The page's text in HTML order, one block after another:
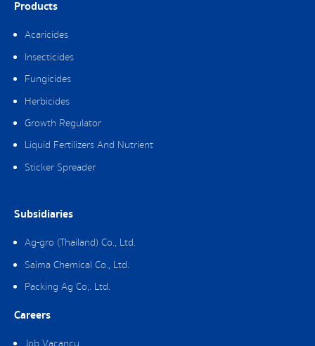
Products
Acaricides
Insecticides
Fungicides
Herbicides
Growth Regulator
Liquid Fertilizers And Nutrient
Sticker Spreader
Subsidiaries
Ag-gro (Thailand) Co., Ltd.
Saima Chemical Co., Ltd.
Packing Ag Co,. Ltd.
Careers